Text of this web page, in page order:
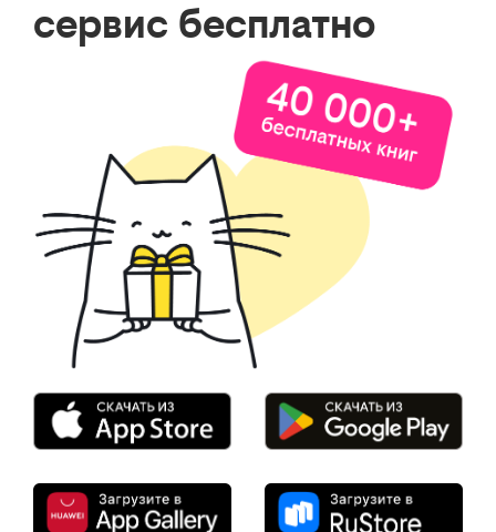
сервис бесплатно